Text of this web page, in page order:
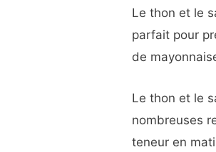
Le thon et le
parfait pour
de
Le thon et le
nombreuses
teneur en